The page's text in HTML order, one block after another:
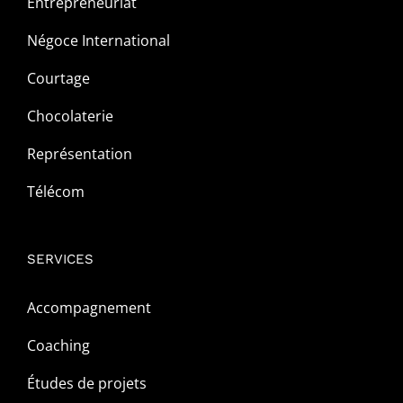
Négoce International
Courtage
Chocolaterie
Représentation
Télécom
SERVICES
Accompagnement
Coaching
Études de projets